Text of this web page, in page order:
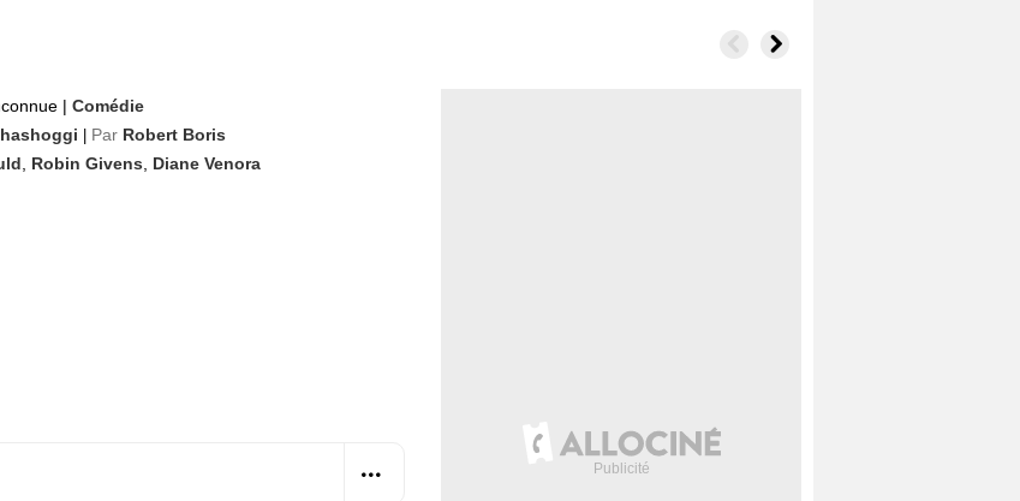
| Comédie
Par Robert Boris
Robin Givens Diane Venora